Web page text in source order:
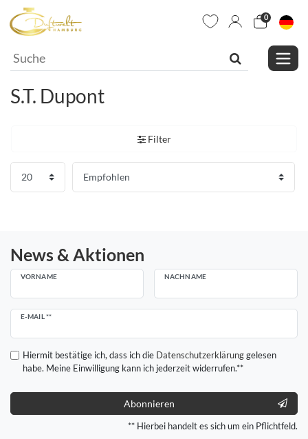
0
S.T. Dupont
Filter
News & Aktionen
VORNAME NACHNAME
E-MAIL **
Newsletter
Hiermit bestätige ich, dass ich die Daten­schutz­erklärunggelesen
habe. Meine Einwilligung kann ich jederzeit widerrufen.**
Abonnieren
** Hierbei handelt es sich um ein Pflichtfeld.